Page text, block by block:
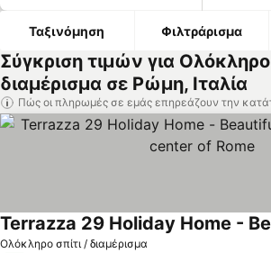
Ταξινόμηση Φιλτράρισμα
Σύγκριση τιμών για Ολόκληρο
διαμέρισμα σε Ρώμη, Ιταλία
Πώς οι πληρωμές σε εμάς επηρεάζουν την
Ολόκληρο σπίτι / διαμέρισμα